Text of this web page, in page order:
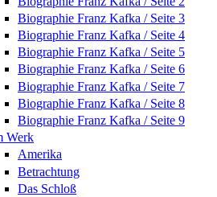
Biographie Franz Kafka / Seite 3
Biographie Franz Kafka / Seite 4
Biographie Franz Kafka / Seite 5
Biographie Franz Kafka / Seite 6
Biographie Franz Kafka / Seite 7
Biographie Franz Kafka / Seite 8
Biographie Franz Kafka / Seite 9
Werk
Amerika
Betrachtung
Das Schloß